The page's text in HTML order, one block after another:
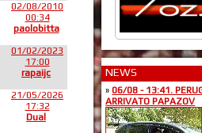
02/08/2010
00:34
paolobitta
01/02/2023
17:00
rapaijc
21/05/2026
17:32
Dual
NEWS
»06/08 - 13:41.
ARRIVATO PAPAZOV